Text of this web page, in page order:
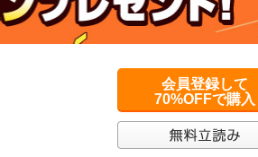
会員登録して
70%OFFで購入